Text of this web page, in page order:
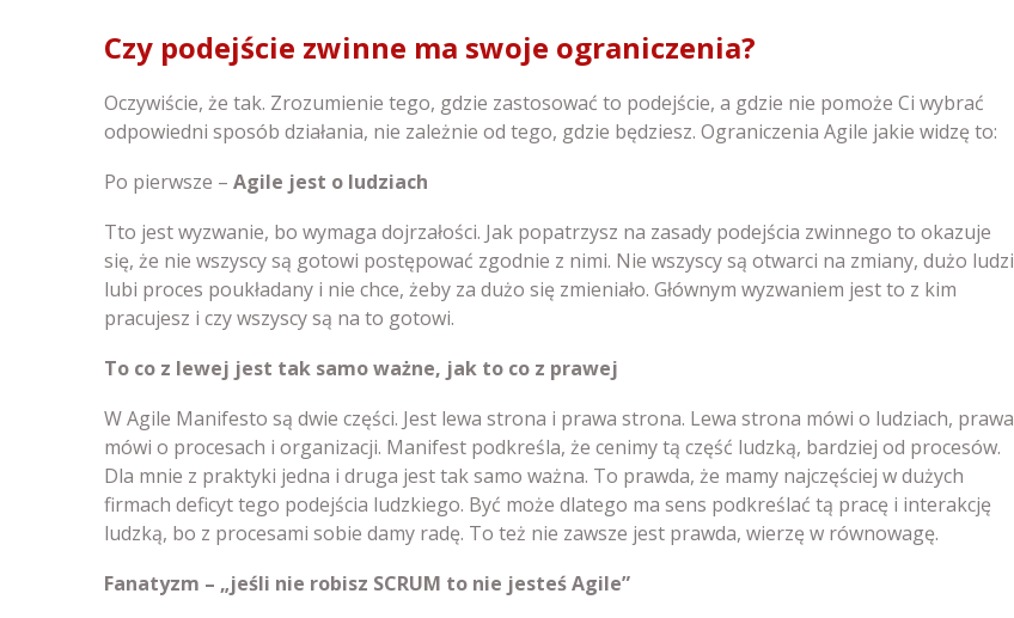
Czy podejście zwinne ma swoje ograniczenia?
Oczywiście, że tak. Zrozumienie tego, gdzie zastosować to podejście, a gdzie nie pomoże Ci wybrać
odpowiedni sposób działania, nie zależnie od tego, gdzie będziesz. Ograniczenia Agile jakie widzę to:
Po pierwsze – Agile jest o ludziach
Tto jest wyzwanie, bo wymaga dojrzałości. Jak popatrzysz na zasady podejścia zwinnego to okazuje
się, że nie wszyscy są gotowi postępować zgodnie z nimi. Nie wszyscy są otwarci na zmiany, dużo ludzi
lubi proces poukładany i nie chce, żeby za dużo się zmieniało. Głównym wyzwaniem jest to z kim
pracujesz i czy wszyscy są na to gotowi.
To co z lewej jest tak samo ważne, jak to co z prawej
W Agile Manifesto są dwie części. Jest lewa strona i prawa strona. Lewa strona mówi o ludziach, prawa
mówi o procesach i organizacji. Manifest podkreśla, że cenimy tą część ludzką, bardziej od procesów.
Dla mnie z praktyki jedna i druga jest tak samo ważna. To prawda, że mamy najczęściej w dużych
firmach deficyt tego podejścia ludzkiego. Być może dlatego ma sens podkreślać tą pracę i interakcję
ludzką, bo z procesami sobie damy radę. To też nie zawsze jest prawda, wierzę w równowagę.
Fanatyzm – „jeśli nie robisz SCRUM to nie jesteś Agile”